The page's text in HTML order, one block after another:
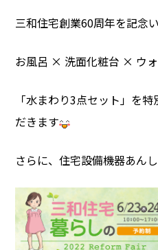
三和住宅創業60周年を記念
お風呂 × 洗面化粧台 × ウ
「水まわり3点セット」を
だきます
さらに、住宅設備機器あん